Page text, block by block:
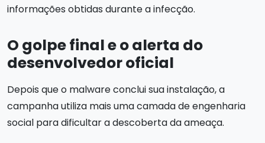
informações obtidas durante a infecção.
O golpe final e o alerta do
desenvolvedor oficial
Depois que o malware conclui sua instalação, a
campanha utiliza mais uma camada de engenharia
social para dificultar a descoberta da ameaça.